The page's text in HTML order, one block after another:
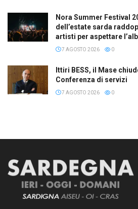
Nora Summer Festival
dell’estate sarda
artisti per aspettare
7 AGOSTO 2026 0
Ittiri BESS, il Mase
Conferenza di servizi
7 AGOSTO 2026 0